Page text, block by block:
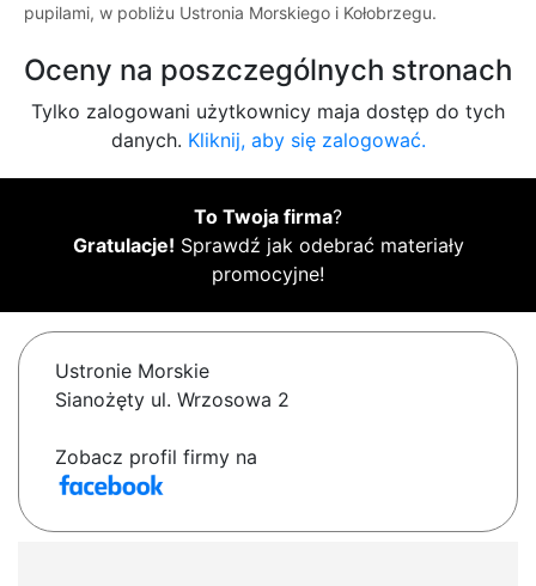
pupilami, w pobliżu Ustronia Morskiego i Kołobrzegu.
Oceny na poszczególnych stronach
Tylko zalogowani użytkownicy maja dostęp do tych
danych. Kliknij, aby się zalogować.
To Twoja firma?
Gratulacje! Sprawdź jak odebrać materiały
promocyjne!
Ustronie Morskie
Sianożęty ul. Wrzosowa 2
Zobacz profil firmy na